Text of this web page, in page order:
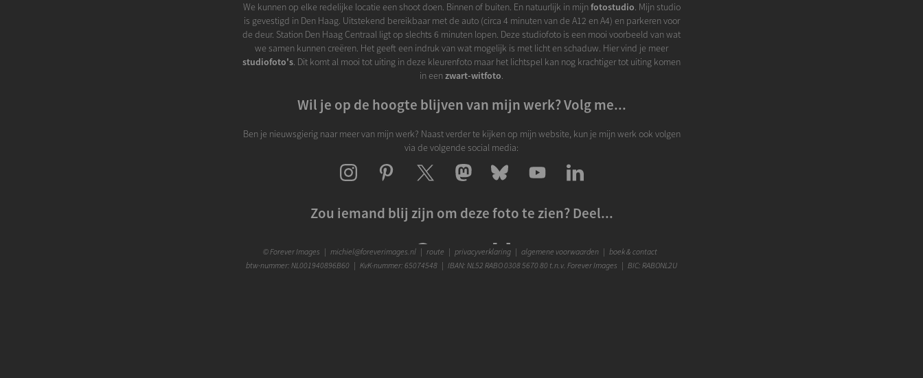
We kunnen op elke redelijke locatie een shoot doen. Binnen of buiten. En natuurlijk in mijnfotostudio. Mijn studio
is gevestigd in Den Haag. Uitstekend bereikbaar met de auto (circa 4 minuten van de A12 en A4) en parkeren voor
de deur. Station Den Haag Centraal ligt op slechts 6 minuten lopen. Deze studiofoto is een mooi voorbeeld van wat
we samen kunnen creëren. Het geeft een indruk van wat mogelijk is met licht en schaduw. Hier vind je meer
studiofoto's. Dit komt al mooi tot uiting in deze kleurenfoto maar het lichtspel kan nog krachtiger tot uiting komen
in eenzwart-witfoto.
Wil je op de hoogte blijven van mijn werk? Volg me...
Ben je nieuwsgierig naar meer van mijn werk? Naast verder te kijken op mijn website, kun je mijn werk ook volgen
via de volgende social media:
Zou iemand blij zijn om deze foto te zien? Deel...
©Forever Images | michiel@foreverimages.nl | route | privacyverklaring | algemene voorwaarden | boek & contact
btw-nummer: NL001940896B60 | KvK-nummer: 65074548 | IBAN: NL52 RABO 0308 5670 80 t.n.v. Forever Images | BIC: RABONL2U